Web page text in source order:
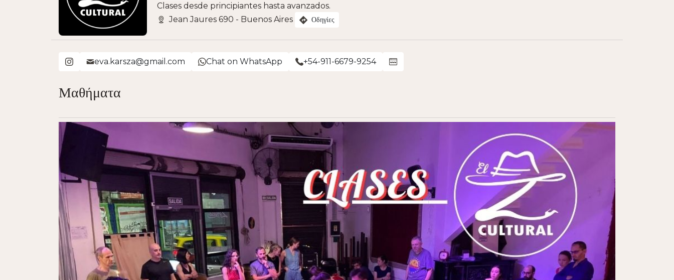
Clases desde principiantes hasta avanzados.
Jean Jaures 690 - Buenos Aires
Οδηγίες
eva.karsza@gmail.com Chat on WhatsApp +54-911-6679-9254
Μαθήματα